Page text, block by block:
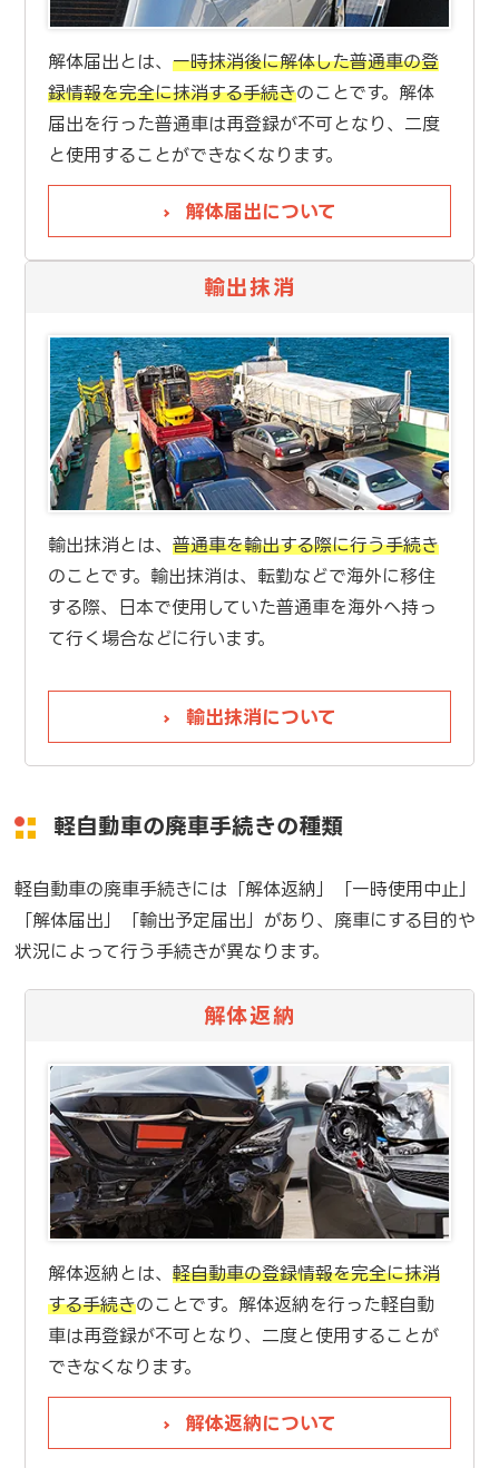
解体届出とは、 一時抹消後に解体した普通車の登
録情報を完全に抹消する手続きのことです。解体
届出を行った普通車は再登録が不可となり、二度
と使用することができなくなります。
解体届出について
輸出抹消
輸出抹消とは、 普通車を輸出する際に行う手続き
のことです。輸出抹消は、転勤などで海外に移住
する際、日本で使用していた普通車を海外へ持っ
て行く場合などに行います。
輸出抹消について
軽自動車の廃車手続きの種類
軽自動車の廃車手続きには「解体返納」「一時使用中止」
「解体届出」「輸出予定届出」があり、廃車にする目的や
状況によって行う手続きが異なります。
解体返納
解体返納とは、 軽自動車の登録情報を完全に抹消
する手続きのことです。解体返納を行った軽自動
車は再登録が不可となり、二度と使用することが
できなくなります。
解体返納について